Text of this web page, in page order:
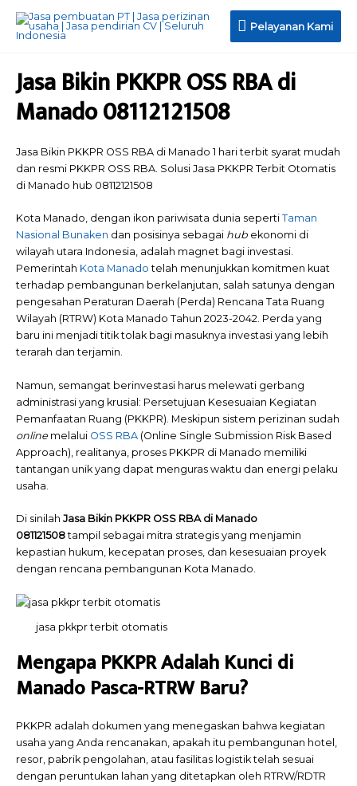
Pelayanan
Pelayanan Kami
Jasa Bikin PKKPR OSS RBA di
Manado 08112121508
Jasa Bikin PKKPR OSS RBA di Manado 1 hari terbit syarat mudah
dan resmi PKKPR OSS RBA. Solusi Jasa PKKPR Terbit Otomatis
di Manado hub 08112121508
Kota Manado, dengan ikon pariwisata dunia seperti Taman
Nasional Bunaken dan posisinya sebagai hub ekonomi di
wilayah utara Indonesia, adalah magnet bagi investasi.
Pemerintah Kota Manado telah menunjukkan komitmen kuat
terhadap pembangunan berkelanjutan, salah satunya dengan
pengesahan Peraturan Daerah (Perda) Rencana Tata Ruang
Wilayah (RTRW) Kota Manado Tahun 2023-2042. Perda yang
baru ini menjadi titik tolak bagi masuknya investasi yang lebih
terarah dan terjamin.
Namun, semangat berinvestasi harus melewati gerbang
administrasi yang krusial: Persetujuan Kesesuaian Kegiatan
Pemanfaatan Ruang (PKKPR). Meskipun sistem perizinan sudah
online melalui OSS RBA (Online Single Submission Risk Based
Approach), realitanya, proses PKKPR di Manado memiliki
tantangan unik yang dapat menguras waktu dan energi pelaku
usaha.
Di sinilah Jasa Bikin PKKPR OSS RBA di Manado
081121508tampil sebagai mitra strategis yang menjamin
kepastian hukum, kecepatan proses, dan kesesuaian proyek
dengan rencana pembangunan Kota Manado.
jasa pkkpr terbit otomatis
Mengapa PKKPR Adalah Kunci di
Manado Pasca-RTRW Baru?
PKKPR adalah dokumen yang menegaskan bahwa kegiatan
usaha yang Anda rencanakan, apakah itu pembangunan hotel,
resor, pabrik pengolahan, atau fasilitas logistik telah sesuai
dengan peruntukan lahan yang ditetapkan oleh RTRW/RDTR